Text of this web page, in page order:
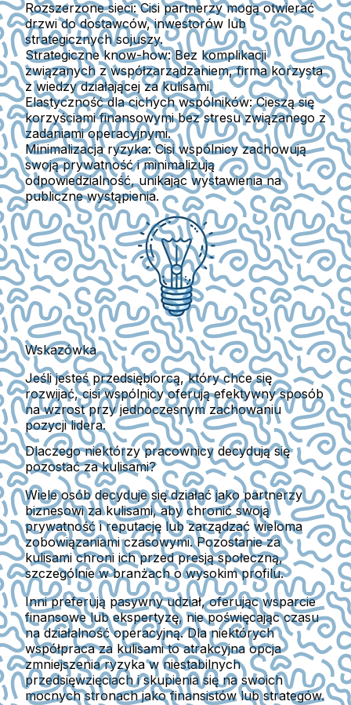
Rozszerzone sieci:Cisi partnerzy mogą otwierać
drzwi do dostawców, inwestorów lub
strategicznych sojuszy.
Strategiczne know-how:Bez komplikacji
związanych z współzarządzaniem, firma korzysta
z wiedzy działającej za kulisami.
Elastyczność dla cichych wspólników:Cieszą się
korzyściami finansowymi bez stresu związanego z
zadaniami operacyjnymi.
Minimalizacja ryzyka:Cisi wspólnicy zachowują
swoją prywatność i minimalizują
odpowiedzialność, unikając wystawienia na
publiczne wystąpienia.
Wskazówka
Jeśli jesteś przedsiębiorcą, który chce się
rozwijać, cisi wspólnicy oferują efektywny sposób
na wzrost przy jednoczesnym zachowaniu
pozycji lidera.
Dlaczego niektórzy pracownicy decydują się
pozostać za kulisami?
Wiele osób decyduje się działać jako partnerzy
biznesowi za kulisami, aby chronić swoją
prywatność i reputację lub zarządzać wieloma
zobowiązaniami czasowymi. Pozostanie za
kulisami chroni ich przed presją społeczną,
szczególnie w branżach o wysokim profilu.
Inni preferują pasywny udział, oferując wsparcie
finansowe lub ekspertyzę, nie poświęcając czasu
na działalność operacyjną. Dla niektórych
współpraca za kulisami to atrakcyjna opcja
zmniejszenia ryzyka w niestabilnych
przedsięwzięciach i skupienia się na swoich
mocnych stronach jako finansistów lub strategów.